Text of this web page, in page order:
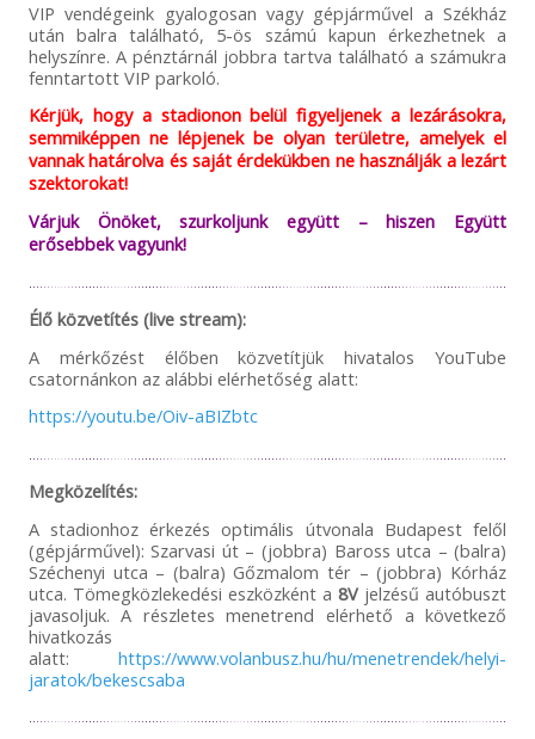
VIP vendégeink gyalogosan vagy gépjárművel a Székház
után balra található, 5-ös számú kapun érkezhetnek a
helyszínre. A pénztárnál jobbra tartva található a számukra
fenntartott VIP parkoló.
Kérjük, hogy a stadionon belül figyeljenek a lezárásokra,
semmiképpen ne lépjenek be olyan területre, amelyek el
vannak határolva és saját érdekükben ne használják a lezárt
szektorokat!
Várjuk Önöket, szurkoljunk együtt – hiszen Együtt
erősebbek vagyunk!
Élő közvetítés (live stream):
A mérkőzést élőben közvetítjük hivatalos YouTube
csatornánkon az alábbi elérhetőség alatt:
https://youtu.be/Oiv-aBIZbtc
Megközelítés:
A stadionhoz érkezés optimális útvonala Budapest felől
(gépjárművel): Szarvasi út – (jobbra) Baross utca – (balra)
Széchenyi utca – (balra) Gőzmalom tér – (jobbra) Kórház
utca. Tömegközlekedési eszközként a 8V jelzésű autóbuszt
javasoljuk. A részletes menetrend elérhető a következő
hivatkozás
alatt:https://www.volanbusz.hu/hu/menetrendek/helyi-
jaratok/bekescsaba